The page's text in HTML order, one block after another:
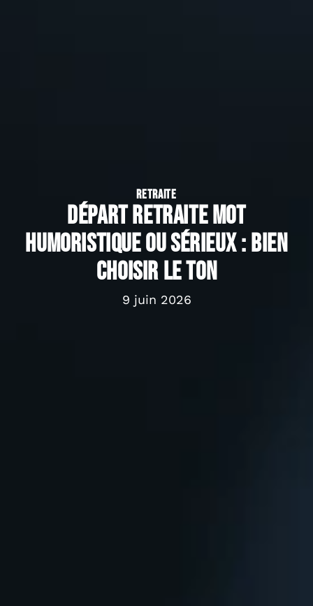
RETRAITE
Départ retraite mot
humoristique ou sérieux : bien
choisir le ton
9 juin 2026